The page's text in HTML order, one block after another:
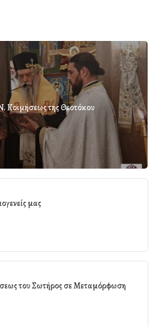
Κοιμήσεως της Θεοτόκου
μας
του Σωτήρος σε Μεταμόρφωση